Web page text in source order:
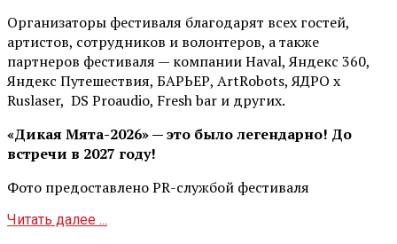
Организаторы фестиваля благодарят всех гостей,
артистов, сотрудников и волонтеров, а также
партнеров фестиваля — компании Haval, Яндекс 360,
Яндекс Путешествия, БАРЬЕР, ArtRobots, ЯДРО х
Ruslaser, DS Proaudio, Fresh bar и других.
«Дикая Мята-2026» — это было легендарно! До
встречи в 2027 году!
Фото предоставлено PR-службой фестиваля
Читать далее ...